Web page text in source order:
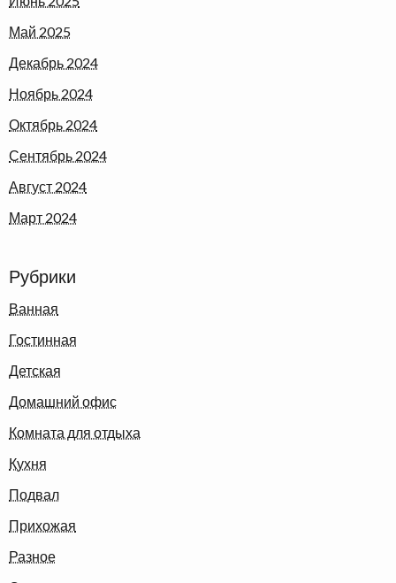
Май 2025
Декабрь 2024
Ноябрь 2024
Октябрь 2024
Сентябрь 2024
Август 2024
Март 2024
Рубрики
Ванная
Гостинная
Детская
Домашний офис
Комната для отдыха
Кухня
Подвал
Прихожая
Разное